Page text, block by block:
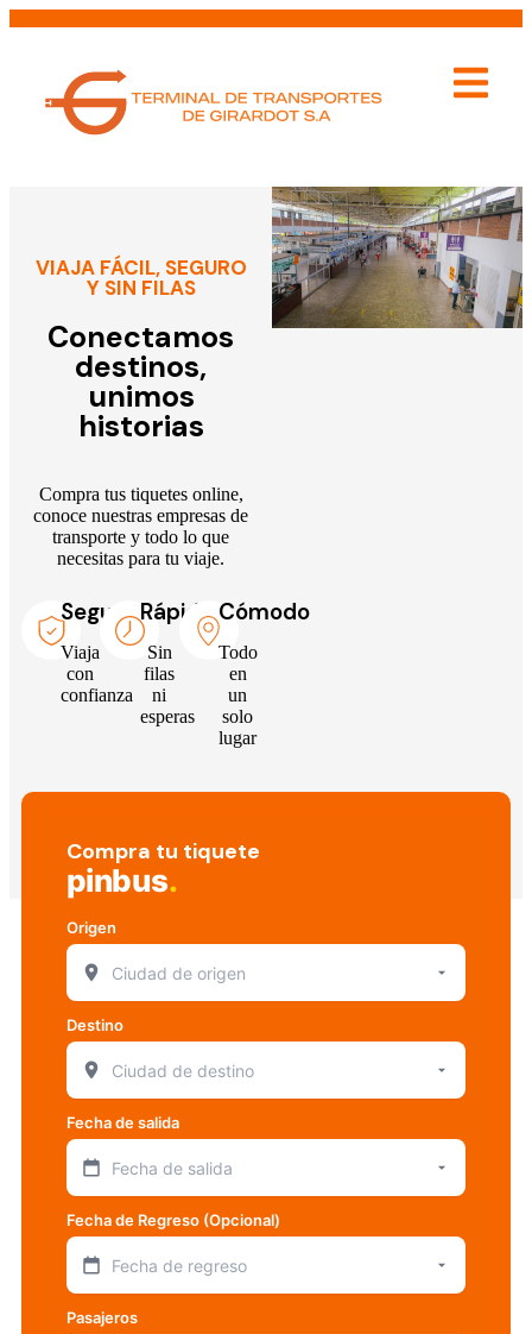
VIAJA FÁCIL, SEGURO
Y SIN FILAS
Conectamos
destinos,
unimos
historias
Compra tus tiquetes online,
conoce nuestras empresas de
transporte y todo lo que
necesitas para tu viaje.
Seguro
Viaja
con
confianza
Rápido
Sin
filas
ni
esperas
Cómodo
Todo
en
un
solo
lugar
Compra tu tiquete
pinbus.
Origen
Destino
Fecha de salida
Fecha de salida
Fecha de Regreso (Opcional)
Fecha de regreso
Pasajeros